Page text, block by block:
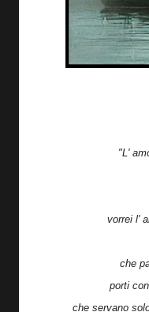
"L'
vorrei l'
che
porti
che servano